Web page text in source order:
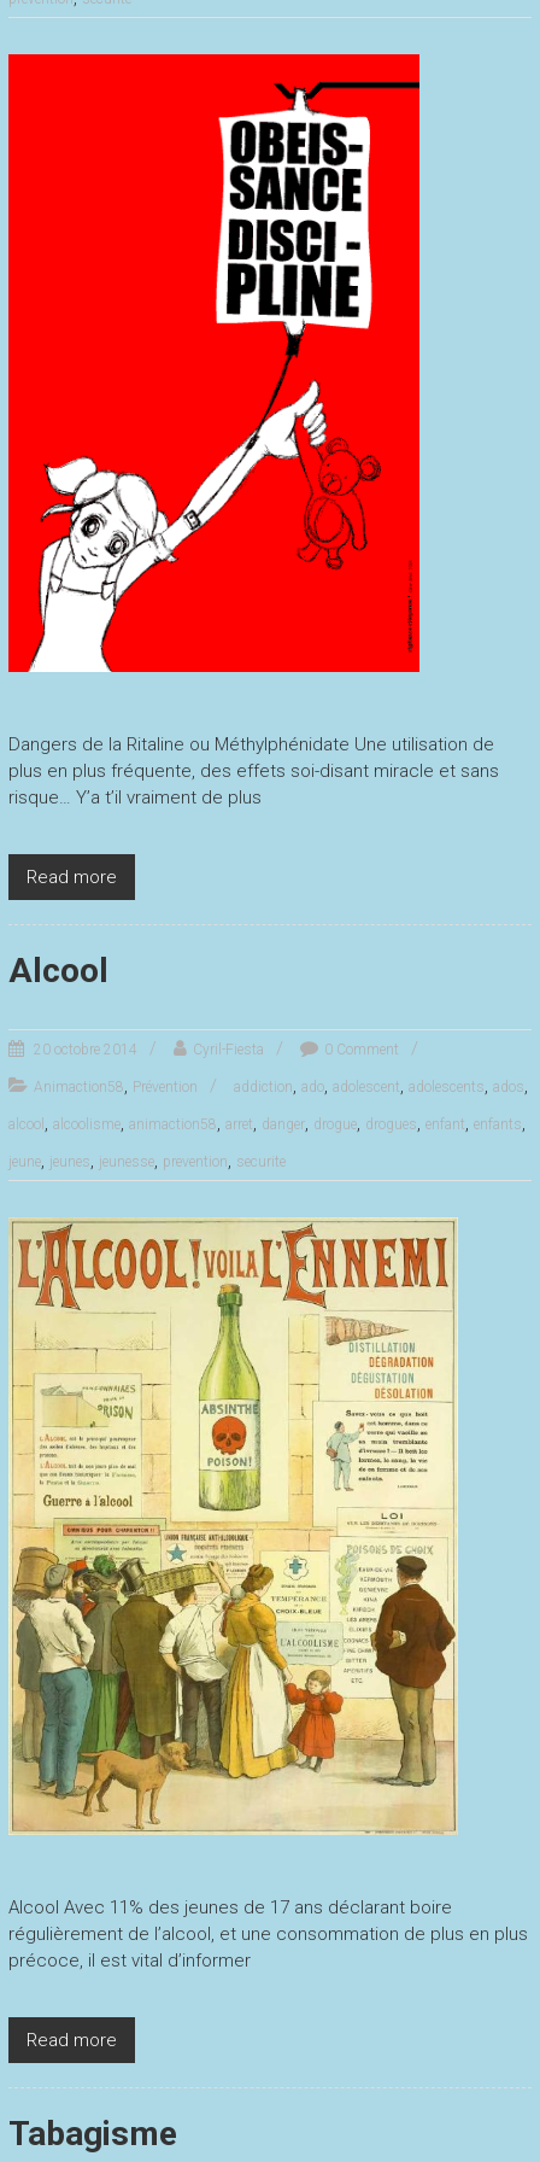
Dangers de la Ritaline ou Méthylphénidate Une utilisation de
plus en plus fréquente, des effets soi-disant miracle et sans
risque… Y’a t’il vraiment de plus
Read more
Alcool
20 octobre 2014 Cyril-Fiesta 0 Comment
Animaction58, Prévention addiction, ado, adolescent, adolescents, ados,
alcool , alcoolisme, animaction58, arret, danger, drogue, drogues, enfant, enfants,
jeune, jeunes, jeunesse, prevention, securite
Alcool Avec 11% des jeunes de 17 ans déclarant boire
régulièrement de l’alcool, et une consommation de plus en plus
précoce, il est vital d’informer
Read more
Tabagisme